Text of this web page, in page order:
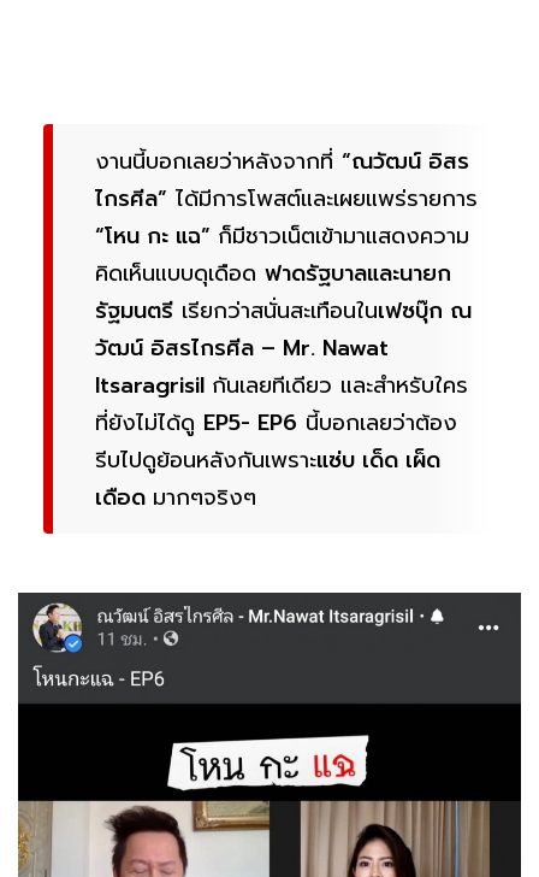
งานนี้บอกเลยว่าหลังจากที่ “ณวัฒน์ อิสร
ไกรศีล” ได้มีการโพสต์และเผยแพร่รายการ
“โหน กะ แฉ” ก็มีชาวเน็ตเข้ามาแสดงความ
คิดเห็นแบบดุเดือด ฟาดรัฐบาลและนายก
รัฐมนตรีเรียกว่าสนั่นสะเทือนในเฟซบุ๊ก ณ
วัฒน์ อิสรไกรศีล – Mr. Nawat
Itsaragrisil กันเลยทีเดียว และสำหรับใคร
ที่ยังไม่ได้ดู EP5- EP6 นี้บอกเลยว่าต้อง
รีบไปดูย้อนหลังกันเพราะแซ่บ เด็ด เผ็ด
เดือด มากๆจริงๆ